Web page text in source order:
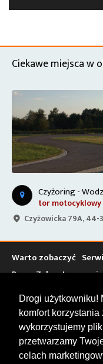
Drogi użytkowniku!
komfort
wykorzystujemy
przetwarzamy
celach
Ciekawe miejsca w
Czyżoring -
tor motocyklowy
Czyżowicka 79A, 44-
Warto zobaczyć
Bary Zakwaterowanie
Targi
Giełdy
FOLLOW US